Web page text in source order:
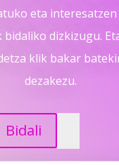
eta
dizkizugu.
klik bakar
dezakezu.
Bidali